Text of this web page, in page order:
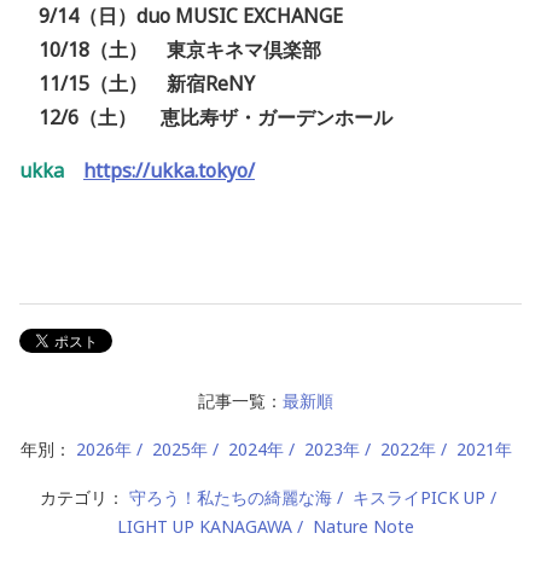
9/14（日）duo MUSIC EXCHANGE
10/18（土） 東京キネマ倶楽部
11/15（土） 新宿ReNY
12/6（土） 恵比寿ザ・ガーデンホール
ukka https://ukka.tokyo/
記事一覧： 最新順
年別： 2026年 2025年 2024年 2023年 2022年 2021年
カテゴリ： 守ろう！私たちの綺麗な海
キスライPICK UP
LIGHT UP KANAGAWA
Nature Note